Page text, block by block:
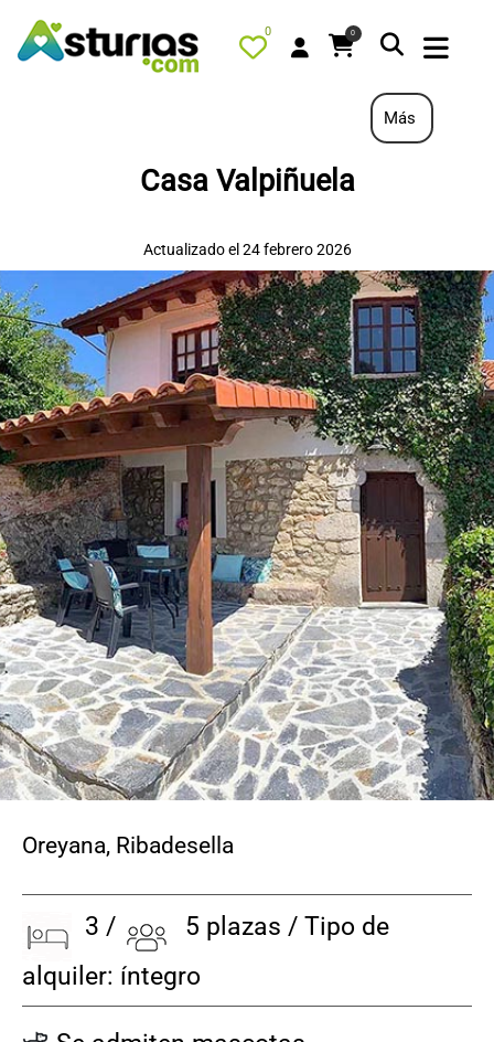
0 0
QUÉ HACER
ALOJAMIENTOS
RESTAURANTES
TURISMO ACTIVO
TIENDA
AGENDA
OFERTAS
CONTACTO
Más
Casa Valpiñuela
Actualizado el 24 febrero 2026
Oreyana, Ribadesella
3 /
5 plazas / Tipo de
alquiler: íntegro